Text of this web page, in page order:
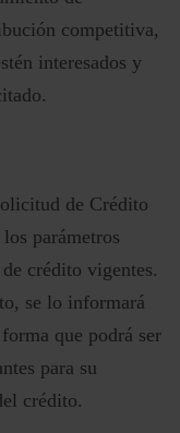
competitiva,
interesados y
de Crédito
parámetros
crédito vigentes.
se lo informará
que podrá ser
para su
crédito.